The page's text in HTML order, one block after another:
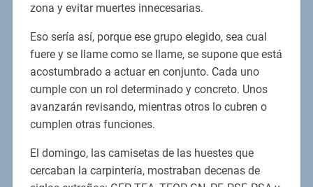
zona y evitar muertes innecesarias.
Eso sería así, porque ese grupo elegido, sea cual
fuere y se llame como se llame, se supone que está
acostumbrado a actuar en conjunto. Cada uno
cumple con un rol determinado y concreto. Unos
avanzarán revisando, mientras otros lo cubren o
cumplen otras funciones.
El domingo, las camisetas de las huestes que
cercaban la carpintería, mostraban decenas de